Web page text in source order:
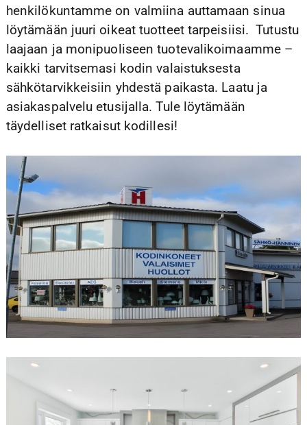
Tarjoukset
Yhteys
henkilökuntamme on valmiina auttamaan sinua
löytämään juuri oikeat tuotteet tarpeisiisi. Tutustu
laajaan ja monipuoliseen tuotevalikoimaamme –
kaikki tarvitsemasi kodin valaistuksesta
sähkötarvikkeisiin yhdestä paikasta. Laatu ja
asiakaspalvelu etusijalla. Tule löytämään
täydelliset ratkaisut kodillesi!